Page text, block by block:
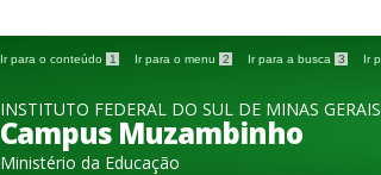
Ir para o conteúdo 1 Ir para o menu 2 Ir para a busca 3 Ir
INSTITUTO FEDERAL DO SUL DE MINAS GERAIS
Campus Muzambinho
Ministério da Educação